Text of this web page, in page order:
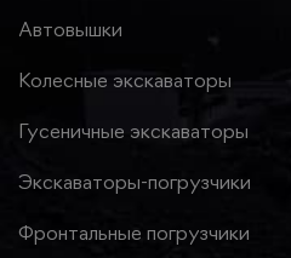
Автовышки
Колесные экскаваторы
Гусеничные экскаваторы
Экскаваторы-погрузчики
Фронтальные погрузчики